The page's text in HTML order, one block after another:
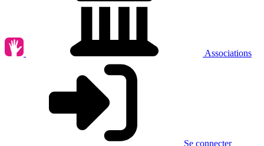
Associations
Se connecter